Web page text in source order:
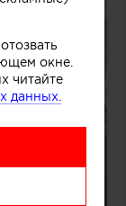
окне.
читайте
данных.